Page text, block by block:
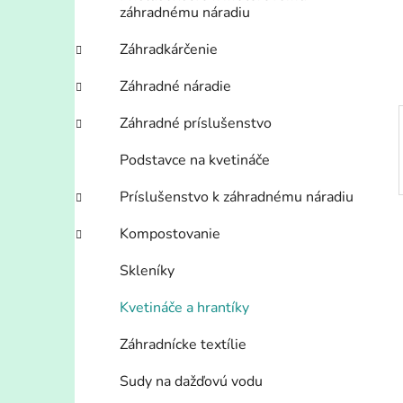
l
záhradnému náradiu
Záhradkárčenie
Záhradné náradie
Záhradné príslušenstvo
Podstavce na kvetináče
Príslušenstvo k záhradnému náradiu
Kompostovanie
Skleníky
Kvetináče a hrantíky
Záhradnícke textílie
Sudy na dažďovú vodu